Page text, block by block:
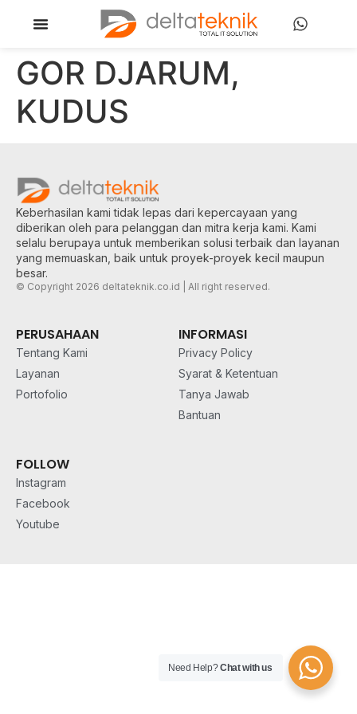
GOR DJARUM,
KUDUS
Keberhasilan kami tidak lepas dari kepercayaan yang
diberikan oleh para pelanggan dan mitra kerja kami. Kami
selalu berupaya untuk memberikan solusi terbaik dan layanan
yang memuaskan, baik untuk proyek-proyek kecil maupun
besar.
© Copyright 2026 deltateknik.co.id | All right reserved.
PERUSAHAAN
Tentang Kami
Layanan
Portofolio
INFORMASI
Privacy Policy
Syarat & Ketentuan
Tanya Jawab
Bantuan
FOLLOW
Instagram
Facebook
Youtube
Need Help?Chat with us